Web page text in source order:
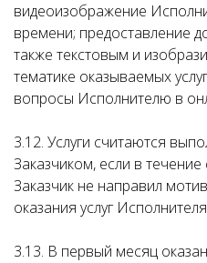
видеоизображение
времени; предоставление
также текстовым и
тематике оказываемых
вопросы Исполнителю в
3.12. Услуги считаются
Заказчиком, если в течение
Заказчик не направил
оказания услуг
3.13. В первый месяц